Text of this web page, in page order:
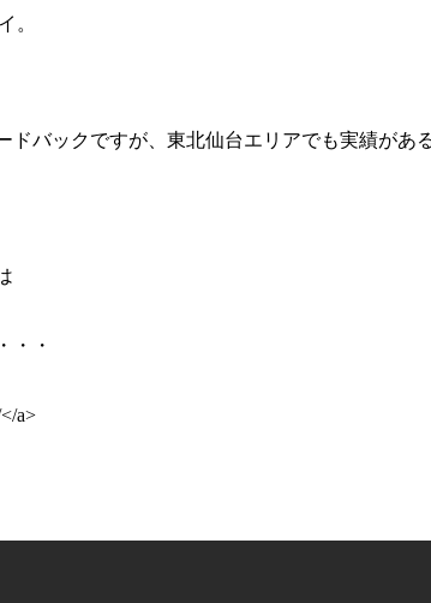
。
バックですが、東北仙台エリアでも実績があ
・・
a>